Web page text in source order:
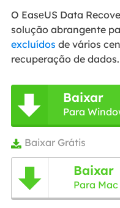
O EasеUS Data
solução abrangente
excluídos de vários
recuperação de dados.
 Baixar
Para
 Baixar Grátis
 Baixar
Para Mac